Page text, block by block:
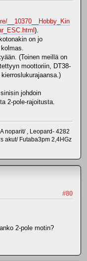
__10370__Hobby_Kin
).
on jo
(Toinen meillä on
moottoriin, DT38-
johdoin
2-pole-rajoitusta.
noparit/ , Leopard- 4282
akut/ Futaba3pm 2,4HGz
#80
2-pole motin?